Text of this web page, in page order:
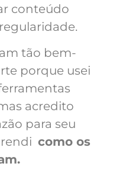
conteúdo
tão bem-
porque usei
acredito
para seu
como os